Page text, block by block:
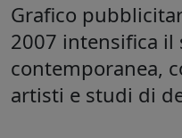
Grafico
2007 intensifica il
contemporanea,
artisti e studi di